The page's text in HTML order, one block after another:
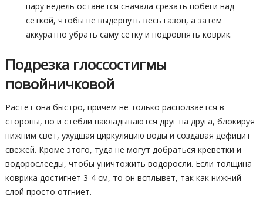
пару недель останется сначала срезать побеги над
сеткой, чтобы не выдернуть весь газон, а затем
аккуратно убрать саму сетку и подровнять коврик.
Подрезка глоссостигмы
повойничковой
Растет она быстро, причем не только расползается в
стороны, но и стебли накладываются друг на друга, блокируя
нижним свет, ухудшая циркуляцию воды и создавая дефицит
свежей. Кроме этого, туда не могут добраться креветки и
водорослееды, чтобы уничтожить водоросли. Если толщина
коврика достигнет 3-4 см, то он всплывет, так как нижний
слой просто отгниет.